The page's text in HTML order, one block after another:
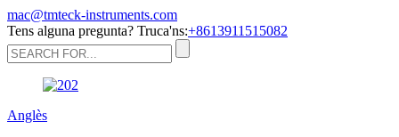
mac@tmteck-instruments.com
Tens alguna pregunta? Truca'ns:+8613911515082
Anglès